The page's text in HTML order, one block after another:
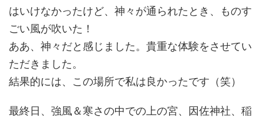
はいけなかったけど、神々が通られたとき、ものす
ごい風が吹いた！
ああ、神々だと感じました。貴重な体験をさせてい
ただきました。
結果的には、この場所で私は良かったです（笑）
最終日、強風＆寒さの中での上の宮、因佐神社、稲